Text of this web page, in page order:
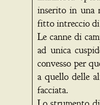
inserito in una
fitto intreccio
Le canne di
ad unica
convesso per
a quello delle
facciata.